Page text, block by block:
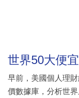
世界50大便
早前，美國個人理
價數據庫，分析世